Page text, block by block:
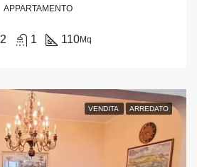
APPARTAMENTO
2 1 110Mq
VENDITA ARREDATO